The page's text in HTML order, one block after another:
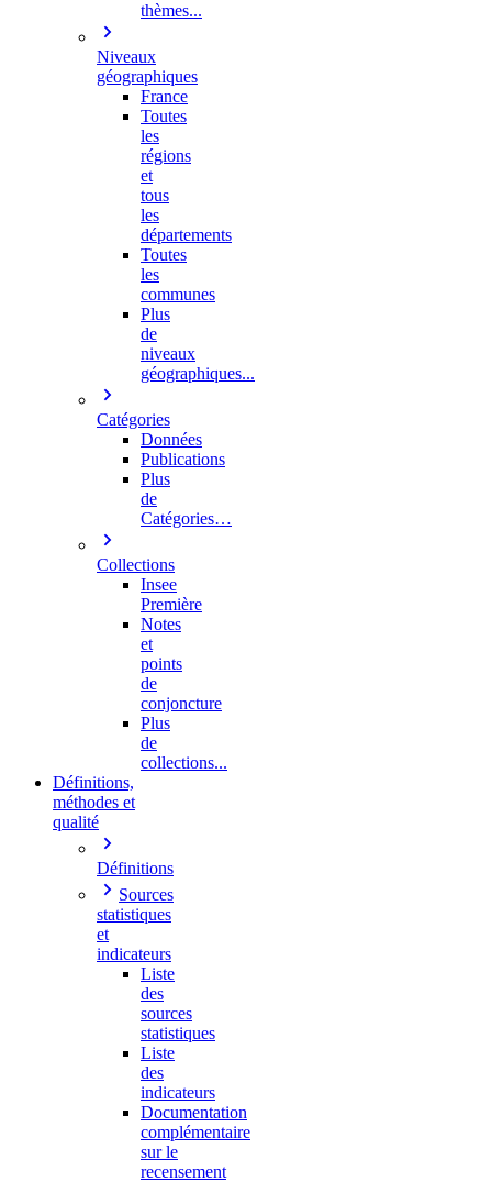
thèmes...
Niveaux
géographiques
France
Toutes
les
régions
et
tous
les
départements
Toutes
les
communes
Plus
de
niveaux
géographiques...
Catégories
Données
Publications
Plus
de
Catégories…
Collections
Insee
Première
Notes
et
points
de
conjoncture
Plus
de
collections...
Définitions,
méthodes et
qualité
Définitions
Sources
statistiques
et
indicateurs
Liste
des
sources
statistiques
Liste
des
indicateurs
Documentation
complémentaire
sur le
recensement